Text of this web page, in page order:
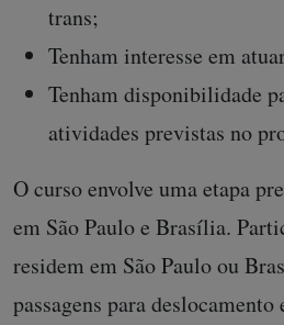
trans;
Tenham interesse em
Tenham disponibilidade
atividades previstas no
O curso envolve uma etapa
em São Paulo e Brasília.
residem em São Paulo ou
passagens para